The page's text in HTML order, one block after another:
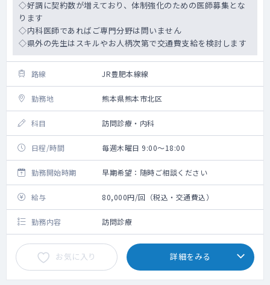
◇好調に契約数が増えており、体制強化のための医師募集とな
ります
◇内科医師であればご専門分野は問いません
◇県外の先生はスキルやお人柄次第で交通費支給を検討します
路線 JR豊肥本線線
勤務地 熊本県熊本市北区
科目 訪問診療・内科
日程/時間 毎週木曜日 9:00～18:00
勤務開始時期 早期希望：随時ご相談ください
給与 80,000円/回（税込・交通費込）
勤務内容 訪問診療
お気に入り 詳細をみる